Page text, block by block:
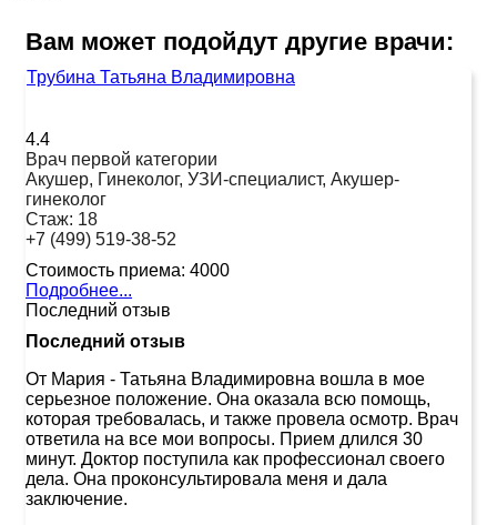
Вам может подойдут другие врачи:
Трубина Татьяна Владимировна
4.4
Врач первой категории
Акушер, Гинеколог, УЗИ-специалист, Акушер-
гинеколог
Стаж: 18
+7 (499) 519-38-52
Стоимость приема: 4000
Подробнее...
Последний отзыв
Последний отзыв
От Мария - Татьяна Владимировна вошла в мое
серьезное положение. Она оказала всю помощь,
которая требовалась, и также провела осмотр. Врач
ответила на все мои вопросы. Прием длился 30
минут. Доктор поступила как профессионал своего
дела. Она проконсультировала меня и дала
заключение.